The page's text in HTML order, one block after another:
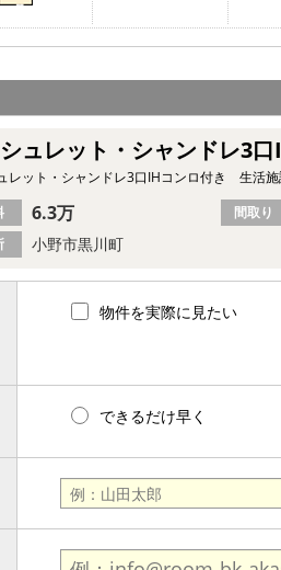
ュレット・シャンドレ3
レット・シャンドレ3口IHコンロ付き 生活
小野市黒川町
6.3万 間取り
物件を実際に見たい
できるだけ早く